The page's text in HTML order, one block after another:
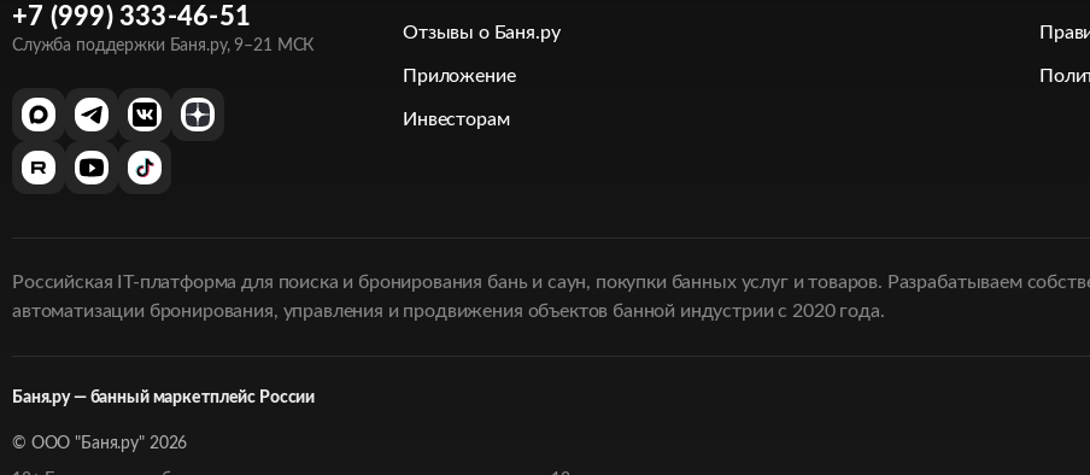
+7 (999) 333-46-51
Служба поддержки Баня.ру, 9–21 МСК
Отзывы о Баня.ру
Приложение
Инвесторам
Российская IT-платформа для поиска и бронирования бань и саун, покупки банных услуг и товаров. Разрабатываем
автоматизации бронирования, управления и продвижения объектов банной индустрии с 2020 года.
Баня.ру — банный маркетплейс России
© ООО "Баня.ру" 2026